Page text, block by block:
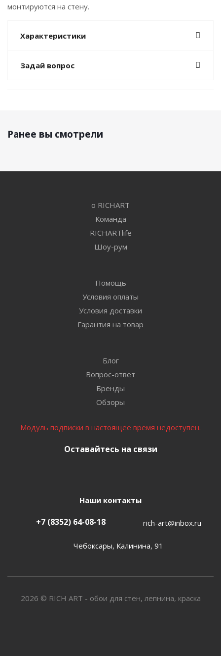
монтируются на стену.
Характеристики
Задай вопрос
Ранее вы смотрели
о RICHART
Команда
RICHARTlife
Шоу-рум
Помощь
Условия оплаты
Условия доставки
Гарантия на товар
Блог
Вопрос-ответ
Бренды
Обзоры
Модуль подписки в настоящее время недоступен.
Оставайтесь на связи
Наши контакты
+7 (8352) 64-08-18 rich-art@inbox.ru
Чебоксары, Калинина, 91
2026 © RICH ART - обои для стен, лепнина, краска